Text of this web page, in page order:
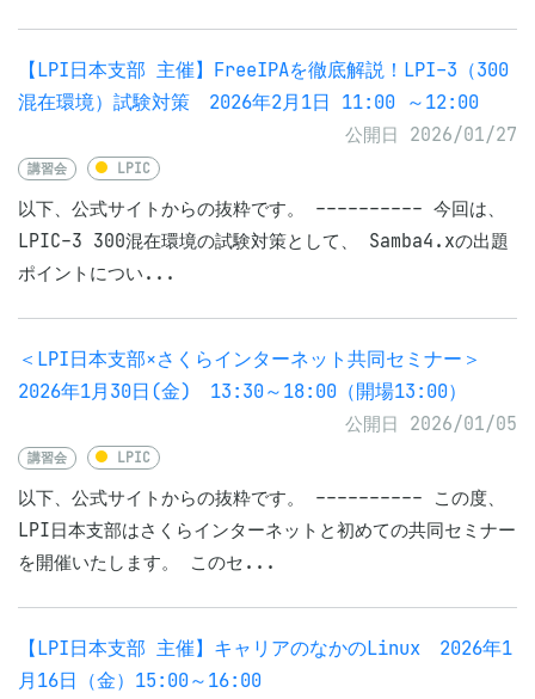
【LPI日本支部 主催】FreeIPAを徹底解説！LPI-3（300
混在環境）試験対策 2026年2月1日 11:00 ～12:00
公開日 2026/01/27
講習会 LPIC
以下、公式サイトからの抜粋です。 ---------- 今回は、
LPIC-3 300混在環境の試験対策として、 Samba4.xの出題
ポイントについ...
＜LPI日本支部×さくらインターネット共同セミナー＞
2026年1月30日(金) 13:30～18:00（開場13:00）
公開日 2026/01/05
講習会 LPIC
以下、公式サイトからの抜粋です。 ---------- この度、
LPI日本支部はさくらインターネットと初めての共同セミナー
を開催いたします。 このセ...
【LPI日本支部 主催】キャリアのなかのLinux 2026年1
月16日（金）15:00～16:00